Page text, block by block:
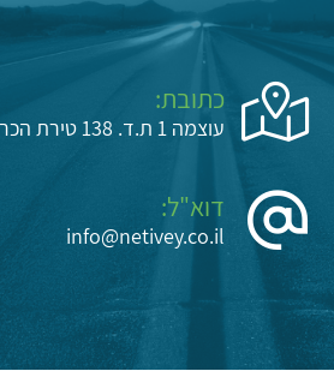
כתובת:
עוצמה 1 ת.ד. 138 טירת הכרמל
דוא"ל:
info@netivey.co.il